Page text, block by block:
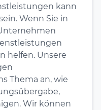
kann
Wenn Sie in
helfen. Unsere
Thema an, wie
Wir können